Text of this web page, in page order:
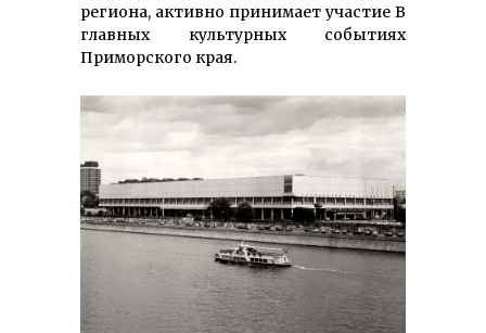
региона, активно принимает участие В
главных культурных событиях
Приморского края.